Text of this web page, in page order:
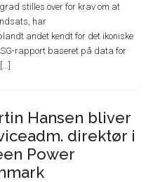
stilles over for krav om at
har
andet kendt for det ikoniske
rapport baseret på data for
Hansen bliver
direktør i
Power